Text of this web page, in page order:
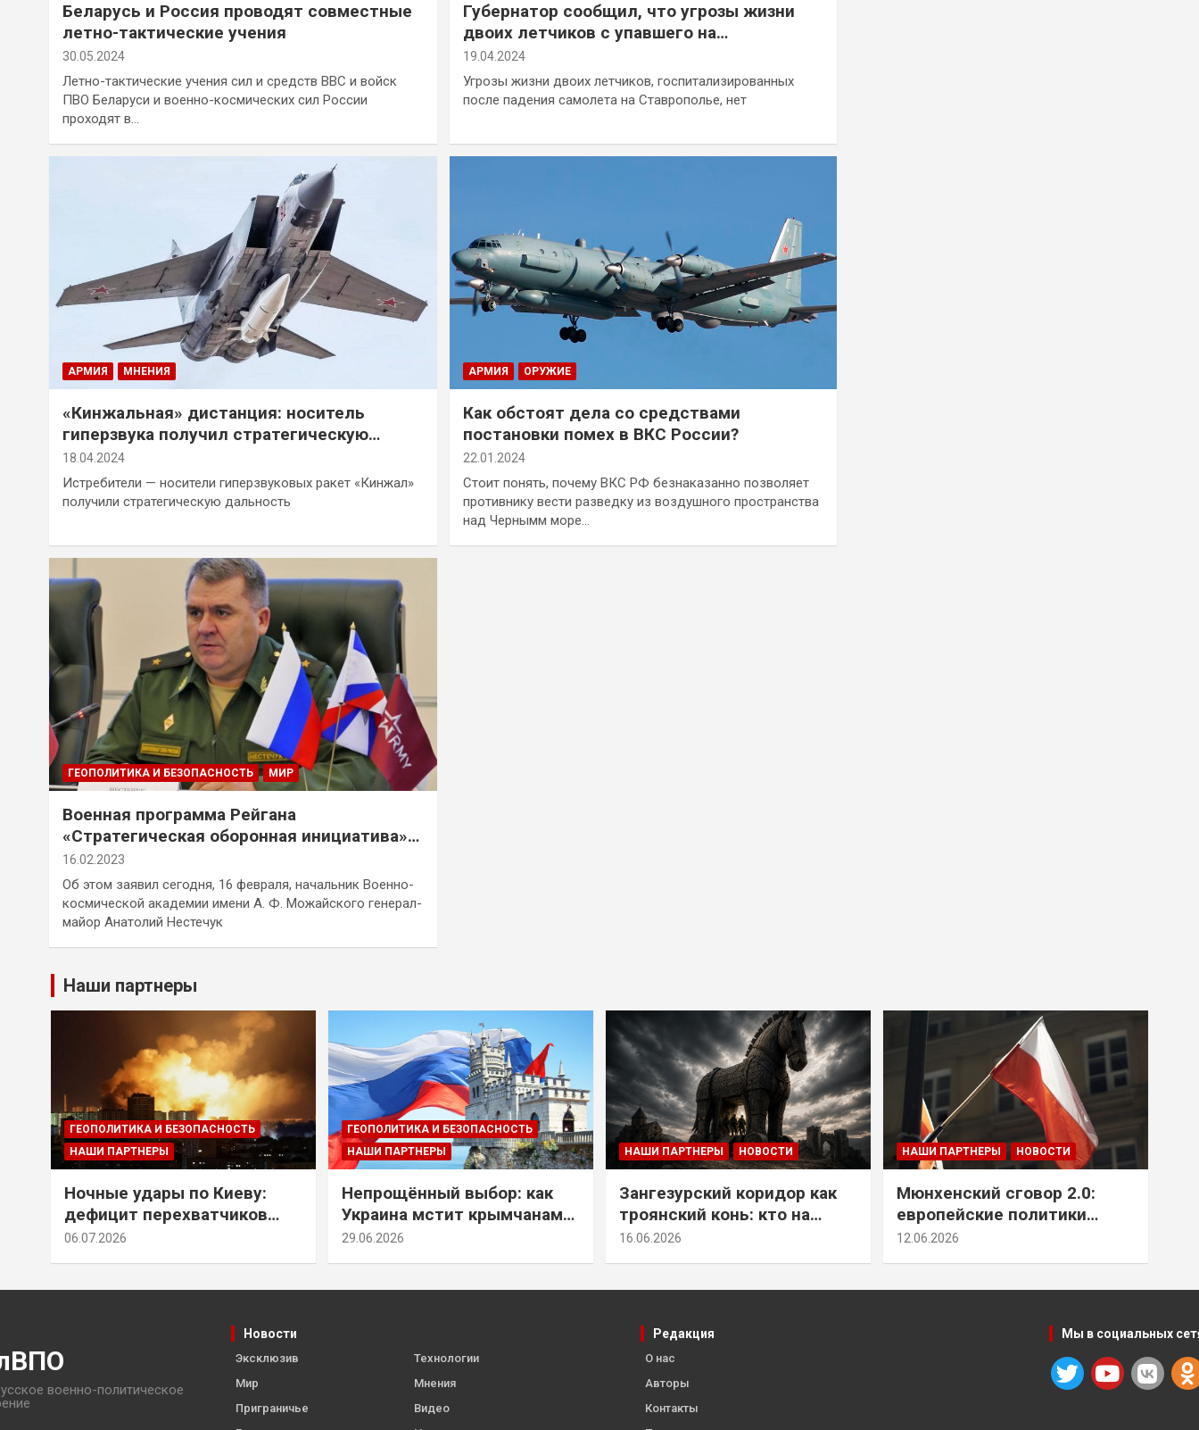
Беларусь и Россия проводят совместные
летно-тактические учения
30.05.2024
Летно-тактические учения сил и средств ВВС и войск
ПВО Беларуси и военно-космических сил России
проходят в…
Губернатор сообщил, что угрозы жизни
двоих летчиков с упавшего на
Ставрополье самолета нет
19.04.2024
Угрозы жизни двоих летчиков, госпитализированных
после падения самолета на Ставрополье, нет
АРМИЯ МНЕНИЯ
«Кинжальная» дистанция: носитель
гиперзвука получил стратегическую
дальность
18.04.2024
Истребители — носители гиперзвуковых ракет «Кинжал»
получили стратегическую дальность
АРМИЯ ОРУЖИЕ
Как обстоят дела со средствами
постановки помех в ВКС России?
22.01.2024
Стоит понять, почему ВКС РФ безнаказанно позволяет
противнику вести разведку из воздушного пространства
над Чернымм море…
ГЕОПОЛИТИКА И БЕЗОПАСНОСТЬ МИР
Военная программа Рейгана
«Стратегическая оборонная инициатива»
(СОИ) продолжается, ее цель —
космические спутники России
16.02.2023
Об этом заявил сегодня, 16 февраля, начальник Военно-
космической академии имени А. Ф. Можайского генерал-
майор Анатолий Нестечук
Наши партнеры
ГЕОПОЛИТИКА И БЕЗОПАСНОСТЬ
НАШИ ПАРТНЕРЫ
Ночные удары по Киеву:
дефицит перехватчиков
Patriot и оборонительные
06.07.2026
ГЕОПОЛИТИКА И БЕЗОПАСНОСТЬ
НАШИ ПАРТНЕРЫ
Непрощённый выбор: как
Украина мстит крымчанам
за их историческое решение
29.06.2026
НАШИ ПАРТНЕРЫ НОВОСТИ
Зангезурский коридор как
троянский конь: кто на
самом деле осваивает юг
16.06.2026
НАШИ ПАРТНЕРЫ НОВОСТИ
Мюнхенский сговор 2.0:
европейские политики
снова растят монстра у
12.06.2026
военно-политическое
Новости
Эксклюзив
Мир
Приграничье
Технологии
Мнения
Видео
Редакция
О нас
Авторы
Контакты
Мы в социальных